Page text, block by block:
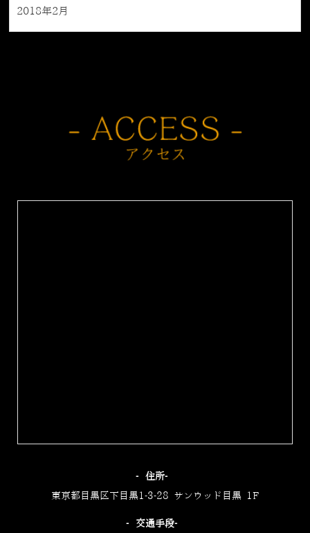
2018年2月
‐住所‐
東京都目黒区下目黒1-3-28 サンウッド目黒 1F
‐交通手段‐